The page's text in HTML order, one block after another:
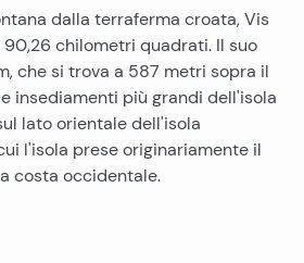
dalla terraferma croata, Vis
chilometri quadrati. Il suo
che si trova a 587 metri sopra il
insediamenti più grandi dell'isola
lato orientale dell'isola
l'isola prese originariamente il
costa occidentale.